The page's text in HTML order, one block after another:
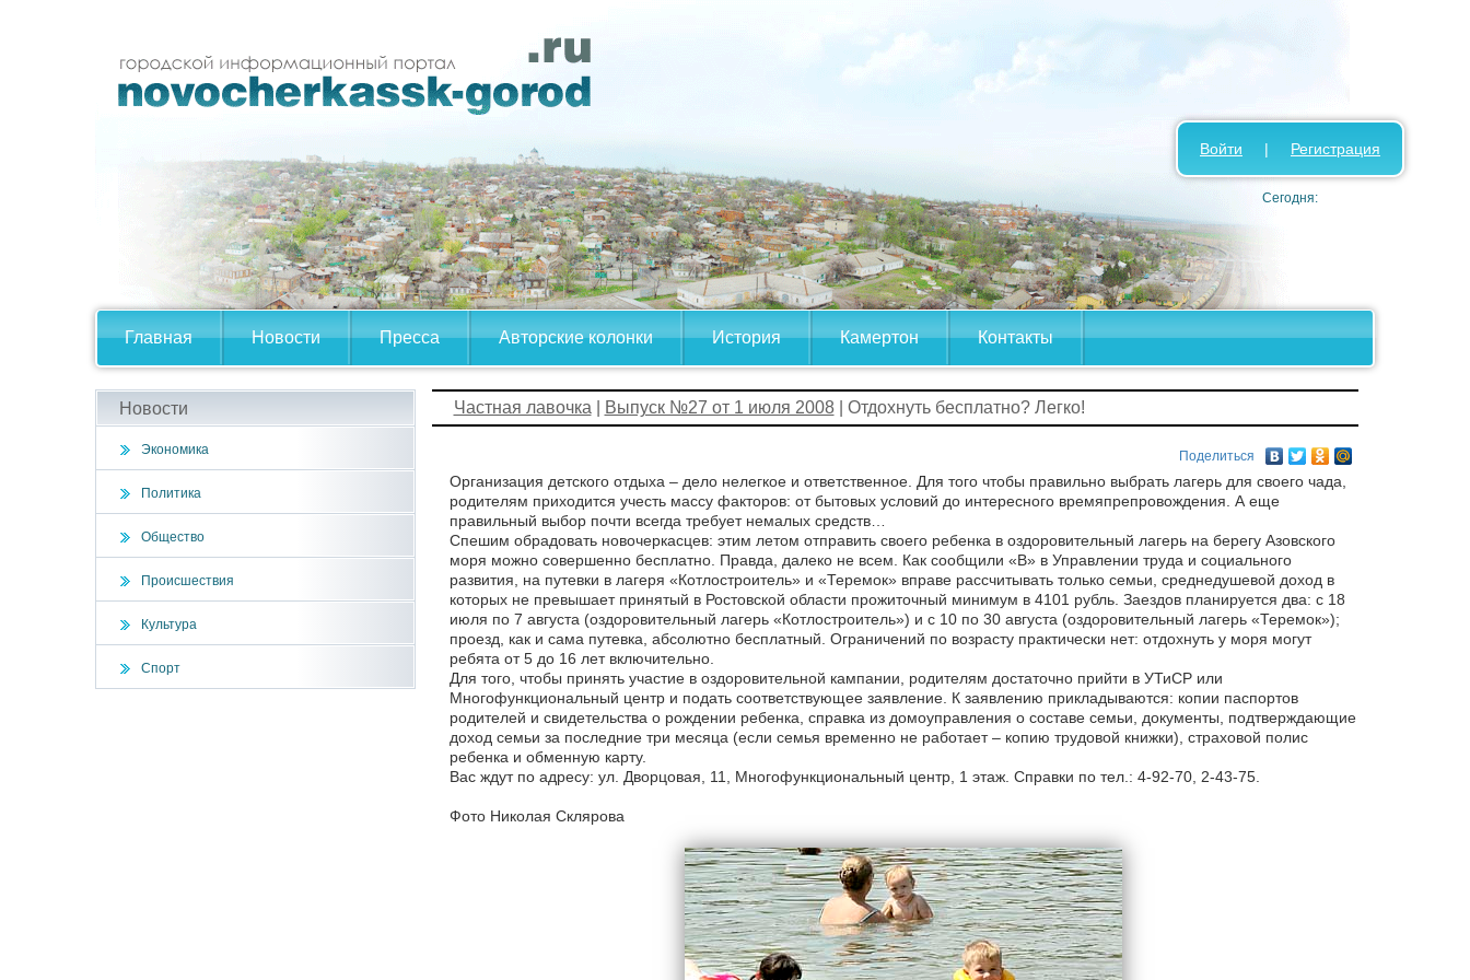
Главная Новости Пресса Авторские колонки История Камертон Контакты
Войти | Регистрация
Сегодня:
Новости
Экономика
Политика
Общество
Происшествия
Культура
Спорт
Частная лавочка Выпуск №27 от 1 июля 2008| Отдохнуть бесплатно? Легко!
Поделиться
Организация детского отдыха – дело нелегкое и ответственное. Для того чтобы правильно выбрать лагерь для своего чада,
родителям приходится учесть массу факторов: от бытовых условий до интересного времяпрепровождения. А еще
правильный выбор почти всегда требует немалых средств…
Спешим обрадовать новочеркасцев: этим летом отправить своего ребенка в оздоровительный лагерь на берегу Азовского
моря можно совершенно бесплатно. Правда, далеко не всем. Как сообщили «В» в Управлении труда и социального
развития, на путевки в лагеря «Котлостроитель» и «Теремок» вправе рассчитывать только семьи, среднедушевой доход в
которых не превышает принятый в Ростовской области прожиточный минимум в 4101 рубль. Заездов планируется два: с 18
июля по 7 августа (оздоровительный лагерь «Котлостроитель») и с 10 по 30 августа (оздоровительный лагерь «Теремок»);
проезд, как и сама путевка, абсолютно бесплатный. Ограничений по возрасту практически нет: отдохнуть у моря могут
ребята от 5 до 16 лет включительно.
Для того, чтобы принять участие в оздоровительной кампании, родителям достаточно прийти в УТиСР или
Многофункциональный центр и подать соответствующее заявление. К заявлению прикладываются: копии паспортов
родителей и свидетельства о рождении ребенка, справка из домоуправления о составе семьи, документы, подтверждающие
доход семьи за последние три месяца (если семья временно не работает – копию трудовой книжки), страховой полис
ребенка и обменную карту.
Вас ждут по адресу: ул. Дворцовая, 11, Многофункциональный центр, 1 этаж. Справки по тел.: 4-92-70, 2-43-75.
Фото Николая Склярова